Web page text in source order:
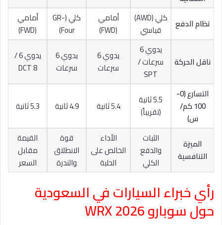
نظام الدفع
كلي (AWD)
قياسي
أمامي
(FWD)
كلي (GR-
Four)
أمامي
(FWD)
ناقل الحركة
يدوي 6
سرعات /
SPT
يدوي 6
سرعات
يدوي 6
سرعات
يدوي 6 /
DCT 8
التسارع (0-
100 كم/
س)
5.5 ثانية
(تقريباً)
5.4 ثانية 4.9 ثانية 5.3 ثانية
الميزة
التنافسية
الثبات
والدفع
الكلي
الأداء
الخالص على
الحلبة
قوة
الانطلاق
والندرة
القيمة
مقابل
السعر
رأي خبراء السيارات في السعودية
حول سوبارو WRX 2026